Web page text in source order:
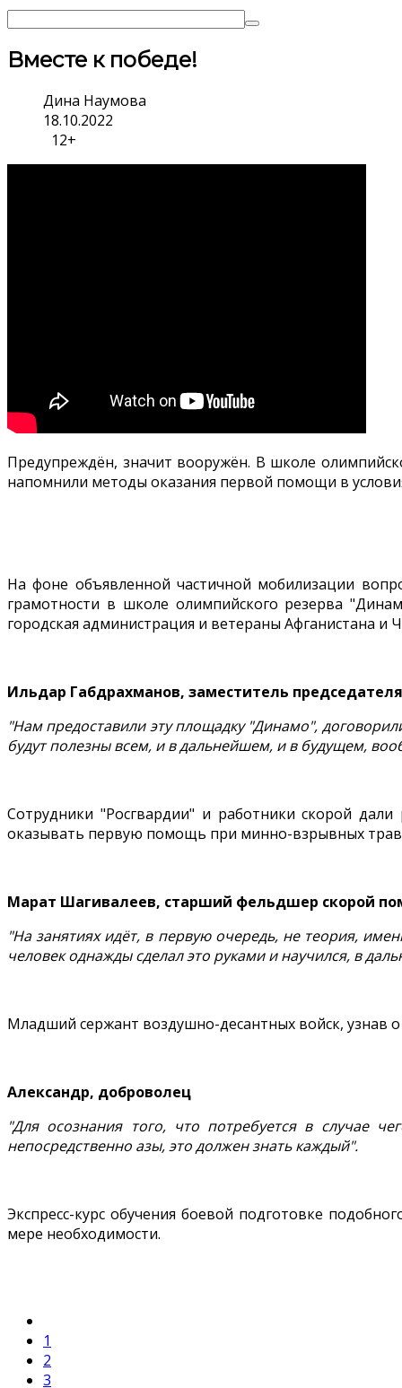
Вместе к победе!
Дина Наумова
18.10.2022
12+
Предупреждён, значит вооружён. В школе
напомнили методы оказания первой помощи в
На фоне объявленной частичной мобилизации
грамотности в школе олимпийского резерва
городская администрация и ветераны Афганистана и
Ильдар Габдрахманов, заместитель
"Нам предоставили эту площадку "Динамо",
будут полезны всем, и в дальнейшем, и в будущем,
Сотрудники "Росгвардии" и работники скорой
оказывать первую помощь при минно-взрывных
Марат Шагивалеев, старший фельдшер скорой
"На занятиях идёт, в первую очередь, не теория,
человек однажды сделал это руками и научился, в
Младший сержант воздушно-десантных войск, узнав
Александр, доброволец
"Для осознания того, что потребуется в случае
непосредственно азы, это должен знать каждый".
Экспресс-курс обучения боевой подготовке
мере необходимости.
1
2
3